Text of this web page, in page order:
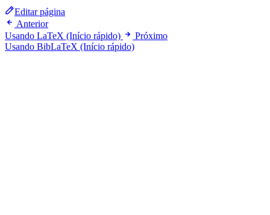
Editar página
Anterior
Usando LaTeX (Início rápido)
Próximo
Usando BibLaTeX (Início rápido)